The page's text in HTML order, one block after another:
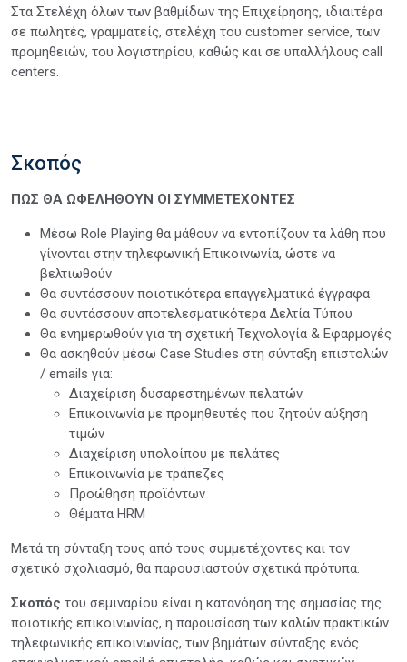
Στα Στελέχη όλων των βαθμίδων της Επιχείρησης, ιδιαιτέρα
σε πωλητές, γραμματείς, στελέχη του customer service, των
προμηθειών, του λογιστηρίου, καθώς και σε υπαλλήλους call
centers.
Σκοπός
ΠΩΣ ΘΑ ΩΦΕΛΗΘΟΥΝ ΟΙ ΣΥΜΜΕΤΕΧΟΝΤΕΣ
Μέσω Role Playing θα μάθουν να εντοπίζουν τα λάθη που
γίνονται στην τηλεφωνική Επικοινωνία, ώστε να
βελτιωθούν
Θα συντάσσουν ποιοτικότερα επαγγελματικά έγγραφα
Θα συντάσσουν αποτελεσματικότερα Δελτία Τύπου
Θα ενημερωθούν για τη σχετική Τεχνολογία & Εφαρμογές
Θα ασκηθούν μέσω Case Studies στη σύνταξη επιστολών
/ emails για:
Διαχείριση δυσαρεστημένων πελατών
Επικοινωνία με προμηθευτές που ζητούν αύξηση
τιμών
Διαχείριση υπολοίπου με πελάτες
Επικοινωνία με τράπεζες
Προώθηση προϊόντων
Θέματα HRM
Μετά τη σύνταξη τους από τους συμμετέχοντες και τον
σχετικό σχολιασμό, θα παρουσιαστούν σχετικά πρότυπα.
Σκοπός του σεμιναρίου είναι η κατανόηση της σημασίας της
ποιοτικής επικοινωνίας, η παρουσίαση των καλών πρακτικών
τηλεφωνικής επικοινωνίας, των βημάτων σύνταξης ενός